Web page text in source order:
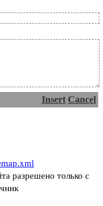
Insert Cancel
разрешено только с